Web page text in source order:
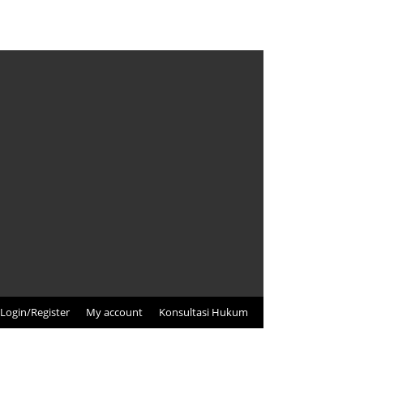
Login/Register My account Konsultasi Hukum